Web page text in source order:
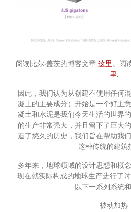
阅读比尔·盖茨的博客文章 这里 。阅
里 .
因此，我们认为从创建不使用任何
凝土的主要成分）开始是一个好主
凝土和水泥是我们今天生活的世界
的生产非常强大，并且留下了巨大
造了悠久的历史，我们旨在帮助我
这种传统的建筑
多年来，地球领域的设计思想和概
现在就实际构成的地球生产进行了
以下一系列系统和
被动加热